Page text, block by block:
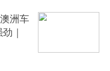
洲车
｜